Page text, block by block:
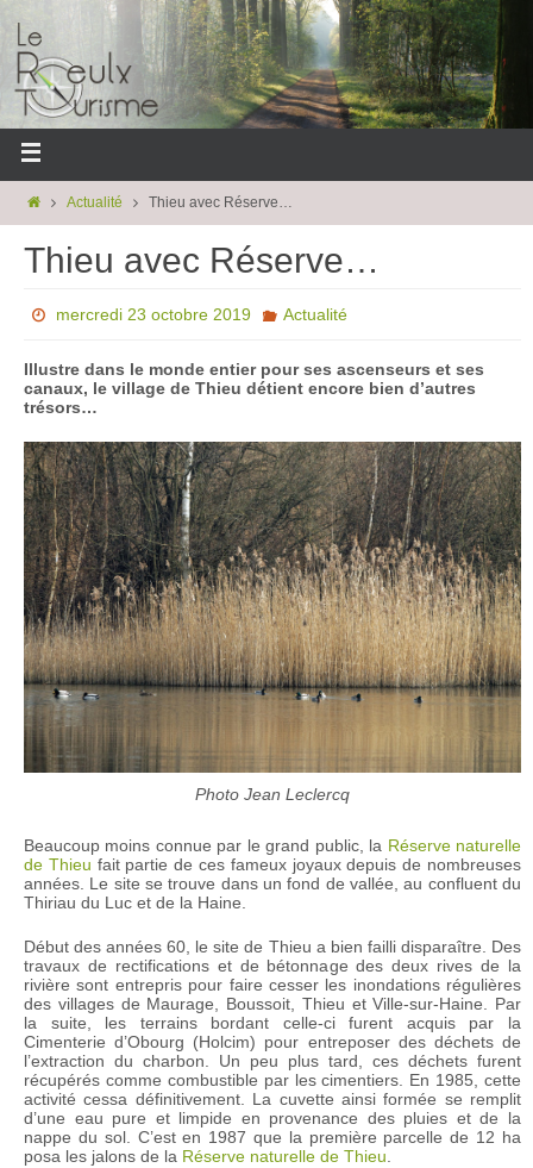
Actualité Thieu avec Réserve…
Thieu avec Réserve…
mercredi 23 octobre 2019 Actualité
Illustre dans le monde entier pour ses ascenseurs et ses
canaux, le village de Thieu détient encore bien d’autres
trésors…
Photo Jean Leclercq
Beaucoup moins connue par le grand public, la Réserve naturelle
de Thieu fait partie de ces fameux joyaux depuis de nombreuses
années. Le site se trouve dans un fond de vallée, au confluent du
Thiriau du Luc et de la Haine.
Début des années 60, le site de Thieu a bien failli disparaître. Des
travaux de rectifications et de bétonnage des deux rives de la
rivière sont entrepris pour faire cesser les inondations régulières
des villages de Maurage, Boussoit, Thieu et Ville-sur-Haine. Par
la suite, les terrains bordant celle-ci furent acquis par la
Cimenterie d’Obourg (Holcim) pour entreposer des déchets de
l’extraction du charbon. Un peu plus tard, ces déchets furent
récupérés comme combustible par les cimentiers. En 1985, cette
activité cessa définitivement. La cuvette ainsi formée se remplit
d’une eau pure et limpide en provenance des pluies et de la
nappe du sol. C’est en 1987 que la première parcelle de 12 ha
posa les jalons de la Réserve naturelle de Thieu.